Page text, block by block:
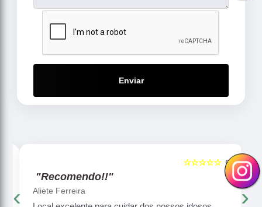
Enviar
5
☆☆☆☆☆
"Recomendo!!"
Aliete Ferreira
‹ ›